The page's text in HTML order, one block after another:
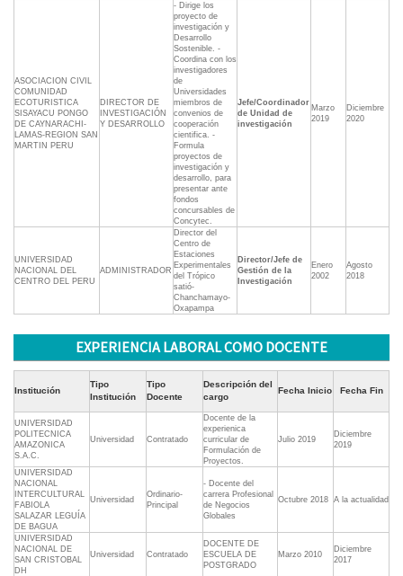
ASOCIACION CIVIL
COMUNIDAD
ECOTURISTICA
SISAYACU PONGO
DE CAYNARACHI-
LAMAS-REGION SAN
MARTIN PERU
DIRECTOR DE
INVESTIGACIÓN
Y DESARROLLO
- Dirige los
proyecto de
investigación y
Desarrollo
Sostenible. -
Coordina con los
investigadores
de
Universidades
miembros de
convenios de
cooperación
cientifica. -
Formula
proyectos de
investigación y
desarrollo, para
presentar ante
fondos
concursables de
Concytec.
Jefe/Coordinador
de Unidad de
investigación
Marzo
2019
Diciembre
2020
UNIVERSIDAD
NACIONAL DEL
CENTRO DEL PERU
ADMINISTRADOR
Director del
Centro de
Estaciones
Experimentales
del Trópico
satió-
Chanchamayo-
Oxapampa
Director/Jefe de
Gestión de la
Investigación
Enero
2002
Agosto
2018
EXPERIENCIA LABORAL COMO DOCENTE
Institución
Tipo
Institución
Tipo
Docente
Descripción del
cargo
Fecha Inicio Fecha Fin
UNIVERSIDAD
POLITECNICA
AMAZONICA
S.A.C.
Universidad Contratado
Docente de la
experienica
curricular de
Formulación de
Proyectos.
Julio 2019
Diciembre
2019
UNIVERSIDAD
NACIONAL
INTERCULTURAL
FABIOLA
SALAZAR LEGUÍA
DE BAGUA
Universidad
Ordinario-
Principal
- Docente del
carrera Profesional
de Negocios
Globales
Octubre 2018 A la actualidad
UNIVERSIDAD
NACIONAL DE
SAN CRISTOBAL
DH
Universidad Contratado
DOCENTE DE
ESCUELA DE
POSTGRADO
Marzo 2010
Diciembre
2017